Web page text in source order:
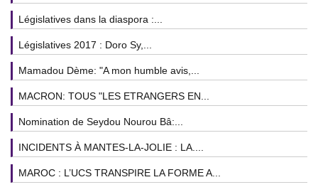
Législatives dans la diaspora :...
Législatives 2017 : Doro Sy,...
Mamadou Dème: "A mon humble avis,...
MACRON: TOUS "LES ETRANGERS EN...
Nomination de Seydou Nourou Bâ:...
INCIDENTS À MANTES-LA-JOLIE : LA....
MAROC : L’UCS TRANSPIRE LA FORME A...